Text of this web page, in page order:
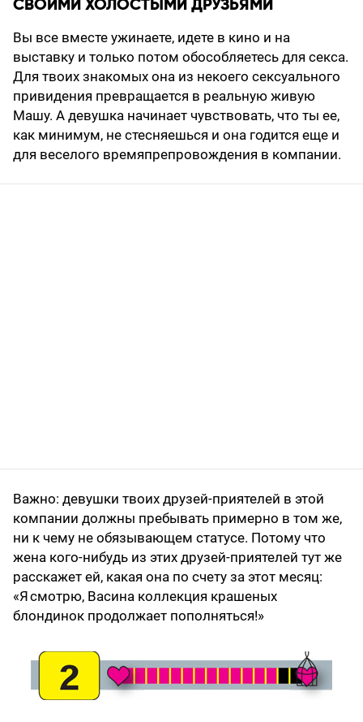
СВОИМИ ХОЛОСТЫМИ ДРУЗЬЯМИ
Вы все вместе ужинаете, идете в кино и на
выставку и только потом обособляетесь для секса.
Для твоих знакомых она из некоего сексуального
привидения превращается в реальную живую
Машу. А девушка начинает чувствовать, что ты ее,
как минимум, не стесняешься и она годится еще и
для веселого времяпрепровождения в компании.
Важно: девушки твоих друзей-приятелей в этой
компании должны пребывать примерно в том же,
ни к чему не обязывающем статусе. Потому что
жена кого-нибудь из этих друзей-приятелей тут же
расскажет ей, какая она по счету за этот месяц:
«Я смотрю, Васина коллекция крашеных
блондинок продолжает пополняться!»